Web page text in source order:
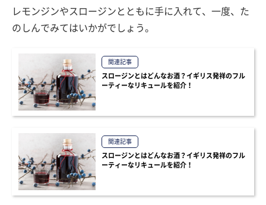
レモンジンやスロージンとともに手に入れて、一度、た
のしんでみてはいかがでしょう。
関連記事
スロージンとはどんなお酒？イギリス発祥のフル
ーティーなリキュールを紹介！
関連記事
スロージンとはどんなお酒？イギリス発祥のフル
ーティーなリキュールを紹介！